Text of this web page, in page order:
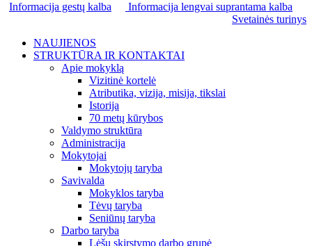
Informacija gestų kalba
Informacija lengvai suprantama kalba
Svetainės turinys
NAUJIENOS
STRUKTŪRA IR KONTAKTAI
Apie mokyklą
Vizitinė kortelė
Atributika, vizija, misija, tikslai
Istorija
70 metų kūrybos
Valdymo struktūra
Administracija
Mokytojai
Mokytojų taryba
Savivalda
Mokyklos taryba
Tėvų taryba
Seniūnų taryba
Darbo taryba
Lėšų skirstymo darbo grupė